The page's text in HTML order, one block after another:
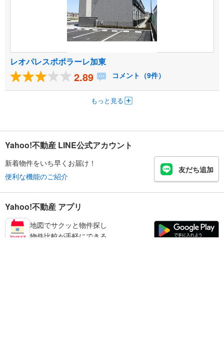
レオパレスポポラーレ加東
2.89 コメント（9件）
もっと見る
Yahoo!不動産 LINE公式アカウント
新着物件をいち早くお届け！
便利な機能のご紹介
友だち追加
Yahoo!不動産 アプリ
地図でサクッと物件探し
物件比較が手軽にできる